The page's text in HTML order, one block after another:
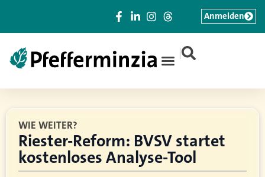
|
Anmelden
WIE WEITER?
Riester-Reform: BVSV startet
kostenloses Analyse-Tool